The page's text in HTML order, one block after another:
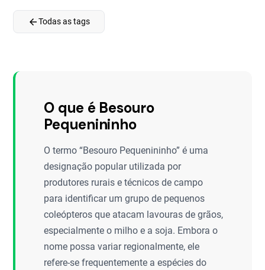
arrow_backTodas as tags
O que é Besouro
Pequenininho
O termo “Besouro Pequenininho” é uma
designação popular utilizada por
produtores rurais e técnicos de campo
para identificar um grupo de pequenos
coleópteros que atacam lavouras de grãos,
especialmente o milho e a soja. Embora o
nome possa variar regionalmente, ele
refere-se frequentemente a espécies do